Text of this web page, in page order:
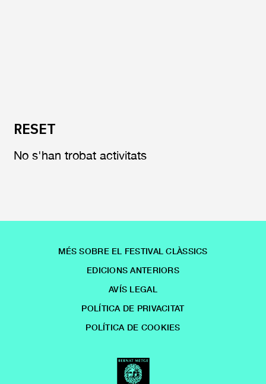
RESET
No s'han trobat activitats
MÉS SOBRE EL FESTIVAL CLÀSSICS
EDICIONS ANTERIORS
AVÍS LEGAL
POLÍTICA DE PRIVACITAT
POLÍTICA DE COOKIES